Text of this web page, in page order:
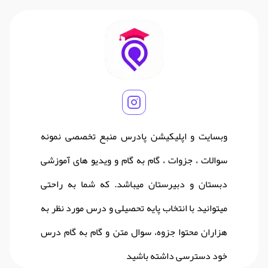
وبسایت و اپلیکیشن پادرس منبع تخصصی نمونه
سوالات ، جزوات ، گام به گام و ویدیو های آموزشی
دبستان و دبیرستان میباشد. که شما به راحتی
میتوانید با انتخاب پایه تحصیلی و درس مورد نظر به
هزاران محتوا جزوه، سوال متن و گام به گام درس
خود دسترسی داشته باشید